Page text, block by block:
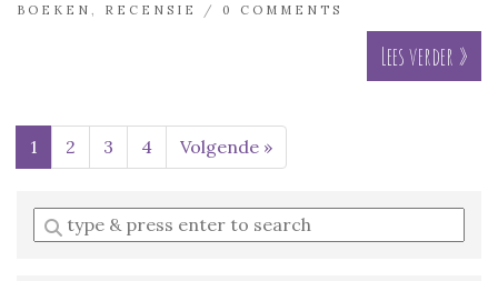
BOEKEN
RECENSIE / 0 COMMENTS
Lees verder »
1 2 3 4 Volgende »
Enter
a